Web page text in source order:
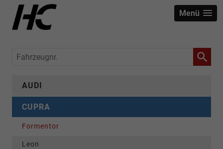
Menü
Fahrzeugnr.
AUDI
CUPRA
Formentor
Leon